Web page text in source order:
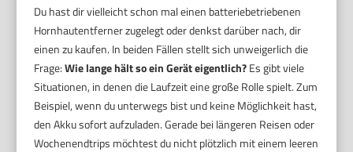
Du hast dir vielleicht schon mal einen batteriebetriebenen
Hornhautentferner zugelegt oder denkst darüber nach, dir
einen zu kaufen. In beiden Fällen stellt sich unweigerlich die
Frage:Wie lange hält so ein Gerät eigentlich?Es gibt viele
Situationen, in denen die Laufzeit eine große Rolle spielt. Zum
Beispiel, wenn du unterwegs bist und keine Möglichkeit hast,
den Akku sofort aufzuladen. Gerade bei längeren Reisen oder
Wochenendtrips möchtest du nicht plötzlich mit einem leeren